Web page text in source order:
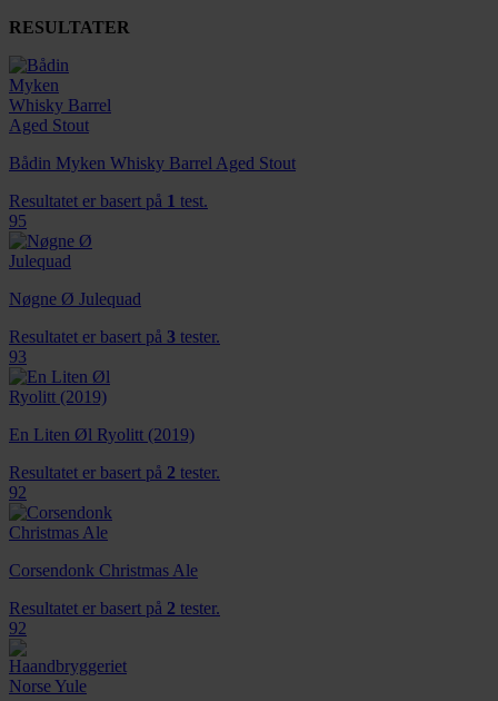
RESULTATER
Bådin Myken Whisky Barrel Aged Stout
Resultatet er basert på 1 test.
95
Nøgne Ø Julequad
Resultatet er basert på 3 tester.
93
En Liten Øl Ryolitt (2019)
Resultatet er basert på 2 tester.
92
Corsendonk Christmas Ale
Resultatet er basert på 2 tester.
92